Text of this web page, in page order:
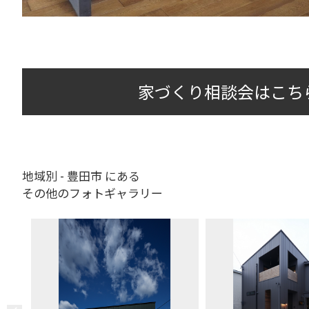
家づくり相談会はこち
地域別 - 豊田市 にある
その他のフォトギャラリー